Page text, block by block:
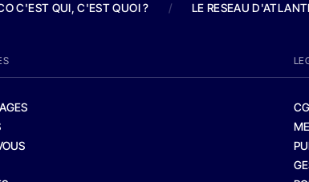
C'EST QUI, C'EST QUOI ? / LE RESEAU